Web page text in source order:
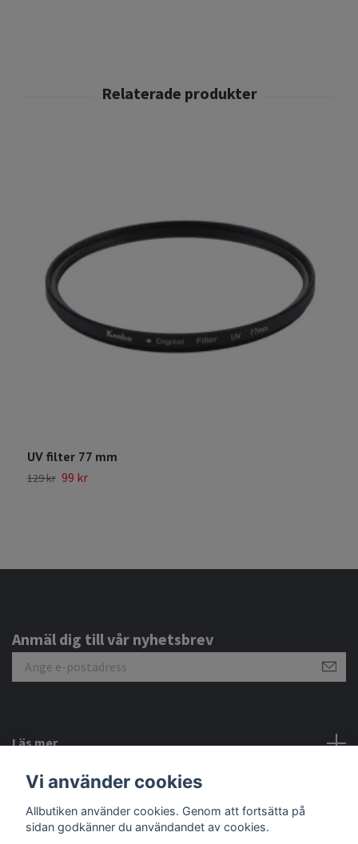
UV filter 77 mm
129 kr 99 kr
Anmäl dig till vår nyhetsbrev
Läs mer
Sociala medier
Vi använder cookies
Allbutiken använder cookies. Genom att fortsätta på
sidan godkänner du användandet av cookies.